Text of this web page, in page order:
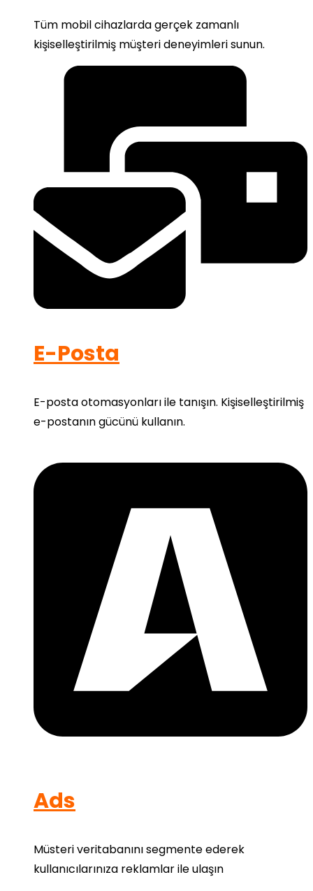
Tüm mobil cihazlarda gerçek zamanlı
kişiselleştirilmiş müşteri deneyimleri sunun.
E-Posta
E-posta otomasyonları ile tanışın. Kişiselleştirilmiş
e-postanın gücünü kullanın.
Ads
Müsteri veritabanını segmente ederek
kullanıcılarınıza reklamlar ile ulaşın